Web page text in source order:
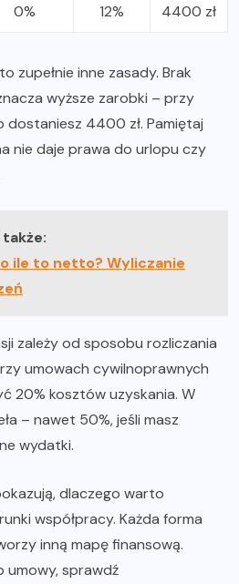
0% 12% 4400 zł
zupełnie inne zasady. Brak
wyższe zarobki – przy
4400 zł. Pamiętaj
nie daje prawa do urlopu czy
ile to netto? Wyliczanie
zależy od sposobu rozliczania
umowach cywilnoprawnych
20% kosztów uzyskania. W
– nawet 50%, jeśli masz
wydatki.
dlaczego warto
współpracy. Każda forma
inną mapę finansową.
umowy, sprawdź